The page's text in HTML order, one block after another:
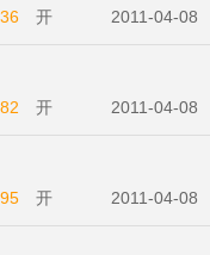
开
2011-04-08
开
2011-04-08
开
2011-04-08